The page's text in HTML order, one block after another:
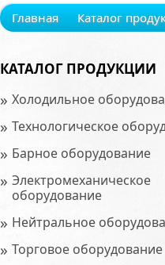
Главная Каталог
КАТАЛОГ ПРОДУКЦИИ
» Холодильное
» Технологическое
» Барное оборудование
» Электромеханическое
оборудование
» Нейтральное
» Торговое оборудование